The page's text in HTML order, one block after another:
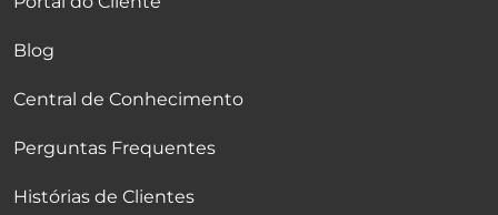
Blog
Central de Conhecimento
Perguntas Frequentes
Histórias de Clientes